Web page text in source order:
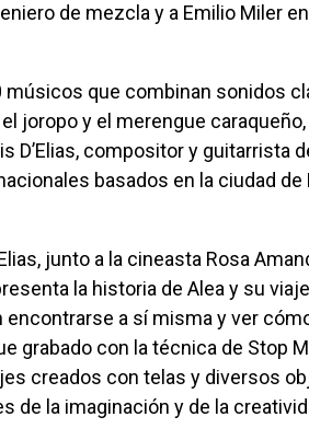
de mezcla y a Emilio Miler
joropo y el merengue
D’Elias, compositor y guitarrista
basados en la ciudad de
la historia de Alea y su
encontrarse a sí misma y ver
grabado con la técnica de Stop
creados con telas y diversos
de la imaginación y de la